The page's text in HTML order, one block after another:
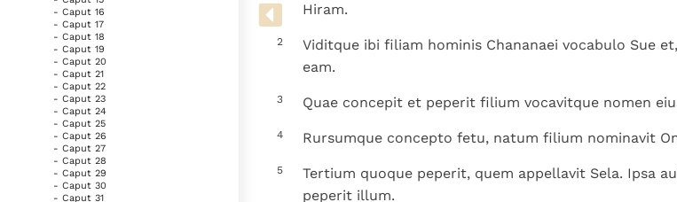
Denzinger Gebruiksvoorwaarden
liefde, niet door
mystieke
heiligheid
- Caput 16
- Caput 17
- Caput 18
- Caput 19
- Caput 20
- Caput 21
- Caput 22
- Caput 23
- Caput 24
- Caput 25
- Caput 26
- Caput 27
- Caput 28
- Caput 29
- Caput 30
- Caput 31
Hiram.
2
Viditque ibi filiam hominis Chananaei vocabulo Sue
eam.
3 Quae concepit et peperit filium vocavitque nomen
4 Rursumque concepto fetu, natum filium nominavit
5
Tertium quoque peperit, quem appellavit Sela. Ipsa
peperit illum.